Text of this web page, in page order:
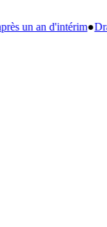
: un bébé de 6